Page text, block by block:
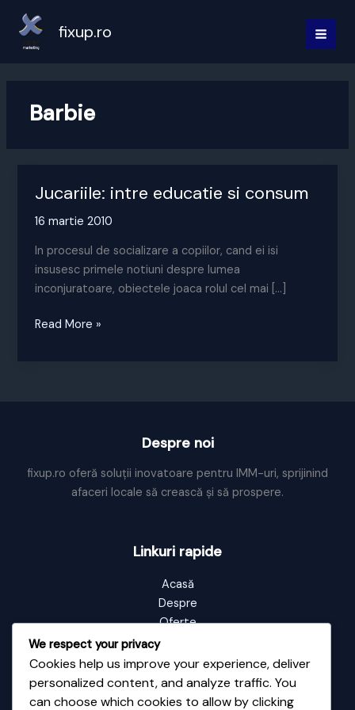
content
fixup.ro
Barbie
Jucariile: intre educatie si consum
16 martie 2010
In procesul de socializare a copiilor, cand ei isi
insusesc primele notiuni despre lumea
inconjuratoare, obiectele joaca rolul cel mai […]
Jucariile:
Read More »
Despre noi
fixup.ro oferă soluții inovatoare pentru IMM-uri, sprijinind
afaceri locale să crească și să prospere.
Linkuri rapide
Acasă
Despre
Oferte
Portofoliu
Blog
Contact
We respect your privacy
Cookies help us improve your experience, deliver
personalized content, and analyze traffic. You
can choose which cookies to allow by clicking